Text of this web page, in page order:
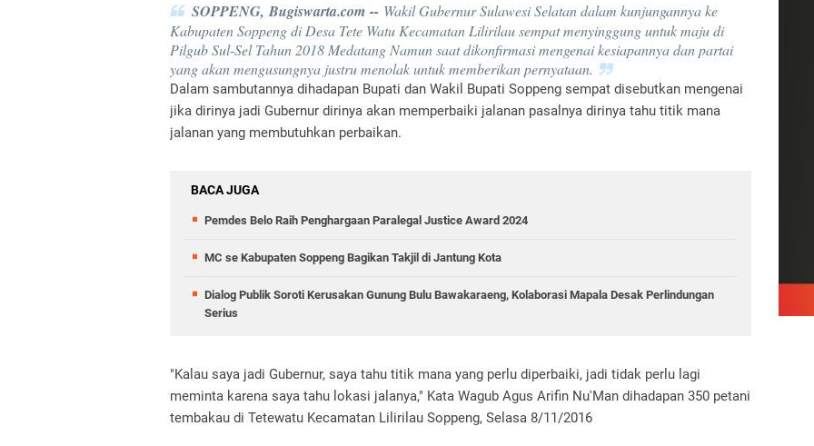
SOPPENG, Bugiswarta.com -- Wakil Gubernur Sulawesi Selatan dalam kunjungannya ke
Kabupaten Soppeng di Desa Tete Watu Kecamatan Lilirilau sempat menyinggung untuk maju di
Pilgub Sul-Sel Tahun 2018 Medatang Namun saat dikonfirmasi mengenai kesiapannya dan partai
yang akan mengusungnya justru menolak untuk memberikan pernyataan.
Dalam sambutannya dihadapan Bupati dan Wakil Bupati Soppeng sempat disebutkan mengenai
jika dirinya jadi Gubernur dirinya akan memperbaiki jalanan pasalnya dirinya tahu titik mana
jalanan yang membutuhkan perbaikan.
BACA JUGA
Pemdes Belo Raih Penghargaan Paralegal Justice Award 2024
MC se Kabupaten Soppeng Bagikan Takjil di Jantung Kota
Dialog Publik Soroti Kerusakan Gunung Bulu Bawakaraeng, Kolaborasi Mapala Desak Perlindungan
Serius
"Kalau saya jadi Gubernur, saya tahu titik mana yang perlu diperbaiki, jadi tidak perlu lagi
meminta karena saya tahu lokasi jalanya," Kata Wagub Agus Arifin Nu'Man dihadapan 350 petani
tembakau di Tetewatu Kecamatan Lilirilau Soppeng, Selasa 8/11/2016